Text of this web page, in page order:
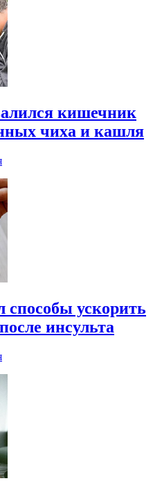
кишечник
чиха и кашля
способы ускорить
инсульта